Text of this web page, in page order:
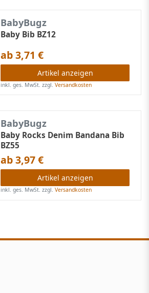
BabyBugz
Baby Bib BZ12
ab 3,71 €
Artikel anzeigen
inkl. ges. MwSt. zzgl.Versandkosten
BabyBugz
Baby Rocks Denim Bandana Bib
BZ55
ab 3,97 €
Artikel anzeigen
inkl. ges. MwSt. zzgl.Versandkosten